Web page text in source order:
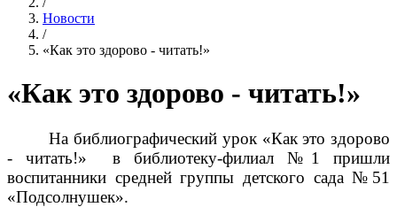
Новости
/
«Как это здорово - читать!»
«Как это здорово - читать!»
На библиографический урок «Как это здорово
- читать!» в библиотеку-филиал №1 пришли
воспитанники средней группы детского сада №51
«Подсолнушек».